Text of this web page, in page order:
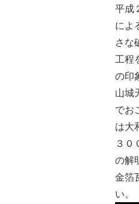
平成
によ
さな
工程
の印
山城
でお
は大
３
の解
金箔
い。